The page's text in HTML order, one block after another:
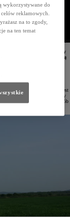
stacjonarne magazyny
modeli Toyoty, które pomogą
na energię elektryczną. Już
odnawialne źródła
prądu, niż w danej chwili jest
Pozwolą one przez dłuższy
równoważąc w ten sposób
wykorzystywane do
celów reklamowych.
na to zgody,
na ten temat